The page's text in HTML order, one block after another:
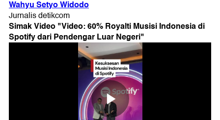
Simak Video "Video: 60% Royalti Musisi Indonesia di
Spotify dari Pendengar Luar Negeri"